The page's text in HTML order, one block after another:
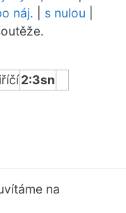
náj. s nulou
2:3sn
na